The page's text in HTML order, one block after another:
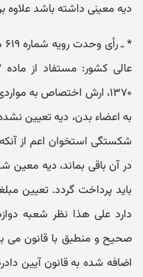
دیه معینی داشته باشد علاوه
۱۳۷۰، ارش اختصاص به
شکستگی استخوان اعم از
در آن باقی بماند، دیه
باید پرداخت گردد. تعیین
دارد علی هذا نظر شعبه